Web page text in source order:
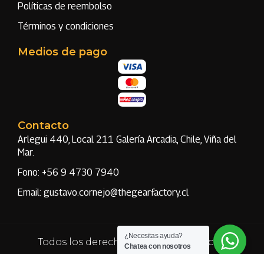
Políticas de reembolso
Términos y condiciones
Medios de pago
Contacto
Arlegui 440, Local 211 Galería Arcadia, Chile, Viña del
Mar.
Fono: +56 9 4730 7940
Email: gustavo.cornejo@thegearfactory.cl
Todos los derechos reservados | Hecho
¿Necesitas ayuda?
Chatea con nosotros